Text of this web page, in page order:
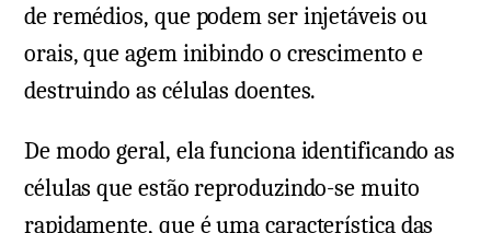
de remédios, que podem ser injetáveis ou
orais, que agem inibindo o crescimento e
destruindo as células doentes.
De modo geral, ela funciona identificando as
células que estão reproduzindo-se muito
rapidamente, que é uma característica das